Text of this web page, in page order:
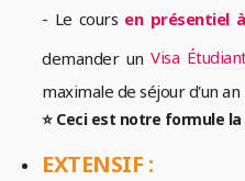
- Le cours en présentiel
demander unVisa
maximale de séjour d'un an
⭐ Ceci est notre formule
EXTENSIF :